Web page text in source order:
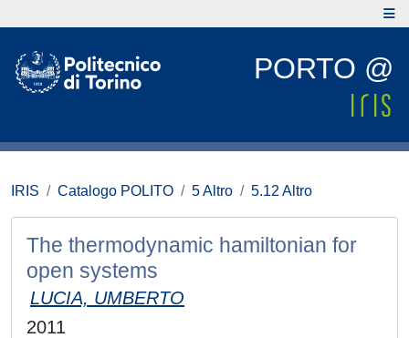
PORTO @
IRIS Catalogo POLITO 5 Altro 5.12 Altro
The thermodynamic hamiltonian for
open systems
LUCIA, UMBERTO
2011